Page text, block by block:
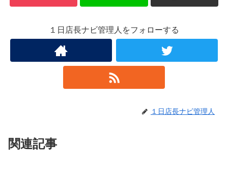
１日店長ナビ管理人をフォローする
１日店長ナビ管理人
関連記事